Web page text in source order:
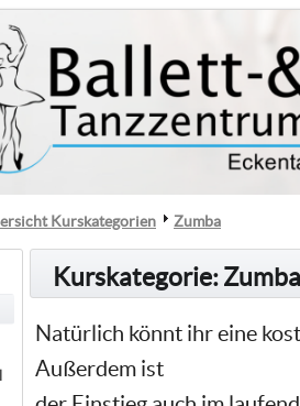
Kurskategorien Zumba
Kurskategorie: Zumba
Natürlich könnt ihr eine
Außerdem ist